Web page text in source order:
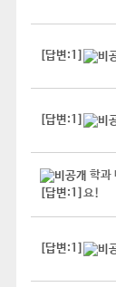
[답변:1]
[답변:1]
학과
요!
[답변:1]
[답변:1]